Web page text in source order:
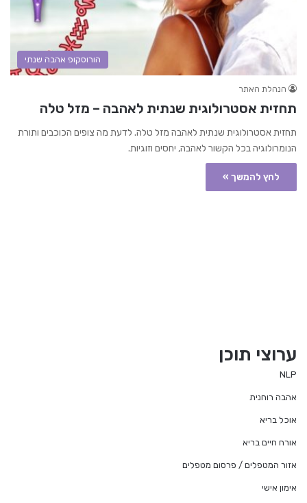
הורוסקופ אהבה שנתי
הנהלת האתר
תחזית אסטרולוגית שנתית לאהבה – מזל טלה
תחזית אסטרולוגית שנתית לאהבה מזל טלה. לדעת מה צופים הכוכבים ותורת
הנומרולוגיה בכל הקשור לאהבה, יחסים וזוגיות.
לחץ להמשך »
ערוצי תוכן
NLP
אהבה רוחנית
אוכל בריא
אורח חיים בריא
אזור המטפלים / פרסום מטפלים
אימון אישי